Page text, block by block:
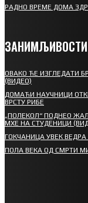
РАДНО ВРЕМЕ ДОМА
ЗАНИМЉИВОСТИ
ОВАКО ЋЕ ИЗГЛЕДАТИ
(ВИДЕО)
ДОМАЋИ НАУЧНИЦИ
ВРСТУ РИБЕ
„ПОЛЕКОЛ“ ПОДНЕО
МХЕ НА СТУДЕНИЦИ
ГОКЧАНИЦА УВЕК
ПОЛА ВЕКА ОД СМРТИ